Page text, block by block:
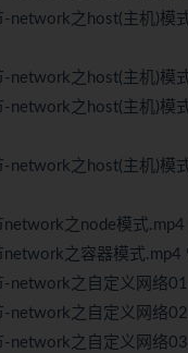
network之host(主机)模
network之host(主机)模
network之host(主机)模
network之host(主机)模
之node模式
之容器模式.mp4
network之自定义网络
network之自定义网络
network之自定义网络